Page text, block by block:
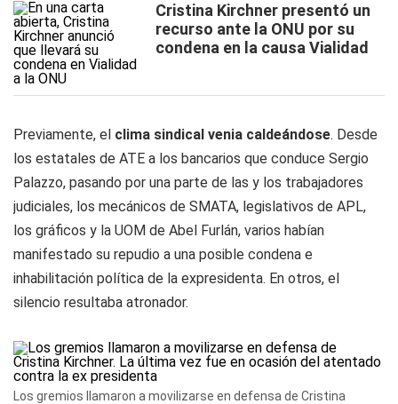
Cristina Kirchner presentó un
recurso ante la ONU por su
condena en la causa Vialidad
Previamente, el clima sindical venia caldeándose. Desde
los estatales de ATE a los bancarios que conduce Sergio
Palazzo, pasando por una parte de las y los trabajadores
judiciales, los mecánicos de SMATA, legislativos de APL,
los gráficos y la UOM de Abel Furlán, varios habían
manifestado su repudio a una posible condena e
inhabilitación política de la expresidenta. En otros, el
silencio resultaba atronador.
Los gremios llamaron a movilizarse en defensa de Cristina